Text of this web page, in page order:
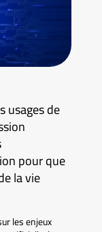
usages de
pour que
la vie
les enjeux